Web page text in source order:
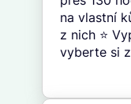
na vlastní
z nich ⭐
vyberte si